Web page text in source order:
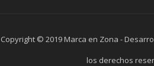
Copyright © 2019 Marca en Zona -
los derechos